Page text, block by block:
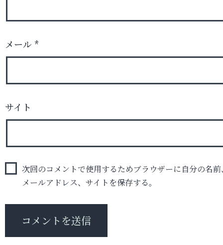
メール *
サイト
次回のコメントで使用するためブラウザーに自分の名前
メールアドレス、サイトを保存する。